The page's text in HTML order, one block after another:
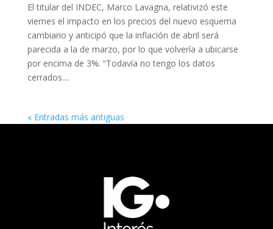
El titular del INDEC, Marco Lavagna, relativizó este
viernes el impacto en los precios del nuevo esquema
cambiario y anticipó que la inflación de abril será
parecida a la de marzo, por lo que volvería a ubicarse
por encima de 3%. “Todavía no tengo los datos
cerrados....
« Entradas más antiguas